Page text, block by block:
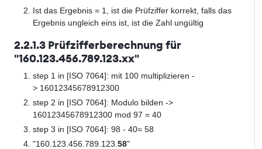
Ist das Ergebnis = 1, ist die Prüfziffer korrekt, falls das
Ergebnis ungleich eins ist, ist die Zahl ungültig
2.2.1.3 Prüfzifferberechnung für
"160.123.456.789.123.xx"
step 1 in [ISO 7064]: mit 100 multiplizieren -
> 16012345678912300
step 2 in [ISO 7064]: Modulo bilden ->
16012345678912300 mod 97 = 40
step 3 in [ISO 7064]: 98 - 40= 58
"160.123.456.789.123. 58"